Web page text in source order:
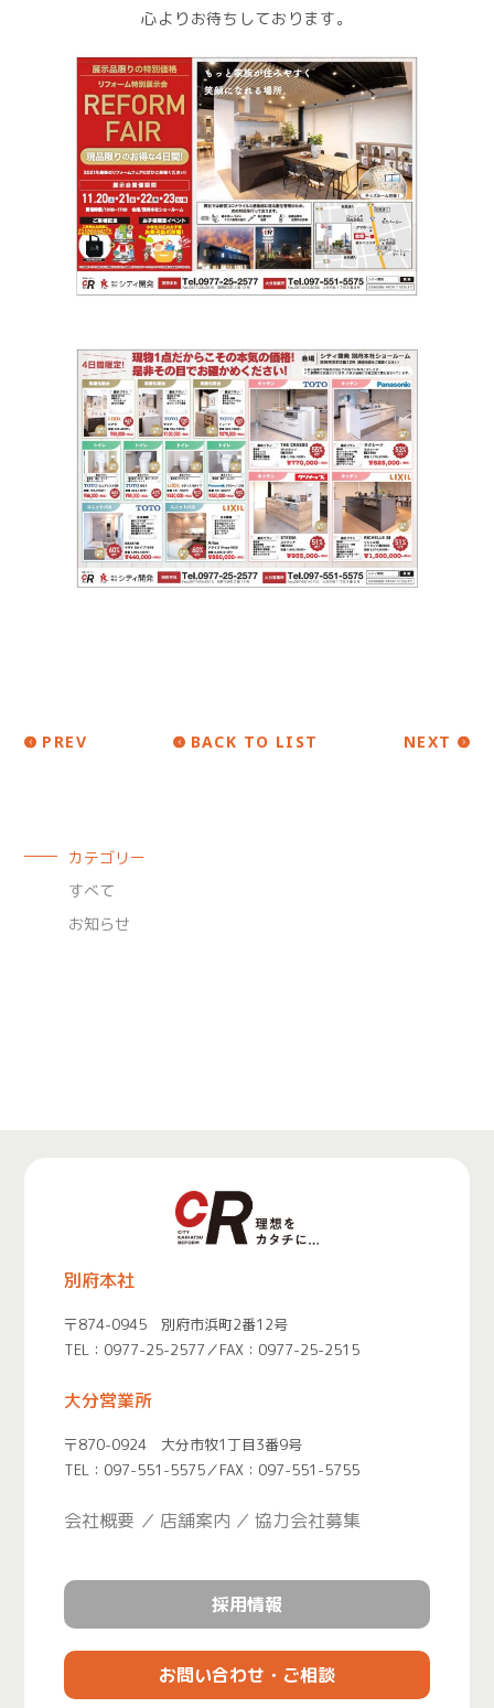
心よりお待ちしております。
PREV BACK TO LIST NEXT
カテゴリー
すべて
お知らせ
別府本社
〒874-0945 別府市浜町2番12号
TEL： 0977-25-2577／FAX：0977-25-2515
大分営業所
〒870-0924 大分市牧1丁目3番9号
TEL： 097-551-5575／FAX：097-551-5755
会社概要 店舗案内 協力会社募集
お問い合わせ・ご相談
採用情報